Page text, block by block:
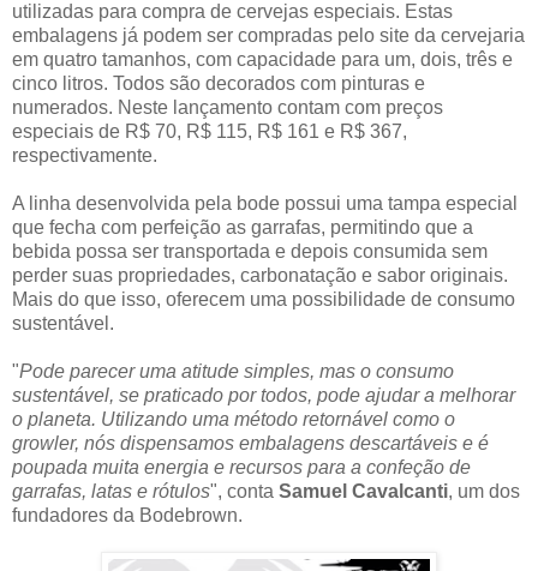
utilizadas para compra de cervejas especiais. Estas
embalagens já podem ser compradas pelo site da cervejaria
em quatro tamanhos, com capacidade para um, dois, três e
cinco litros. Todos são decorados com pinturas e
numerados. Neste lançamento contam com preços
especiais de R$ 70, R$ 115, R$ 161 e R$ 367,
respectivamente.
A linha desenvolvida pela bode possui uma tampa especial
que fecha com perfeição as garrafas, permitindo que a
bebida possa ser transportada e depois consumida sem
perder suas propriedades, carbonatação e sabor originais.
Mais do que isso, oferecem uma possibilidade de consumo
sustentável.
"Pode parecer uma atitude simples, mas o consumo
sustentável, se praticado por todos, pode ajudar a melhorar
o planeta. Utilizando uma método retornável como o
growler, nós dispensamos embalagens descartáveis e é
poupada muita energia e recursos para a confeção de
garrafas, latas e rótulos", conta Samuel Cavalcanti, um dos
fundadores da Bodebrown.